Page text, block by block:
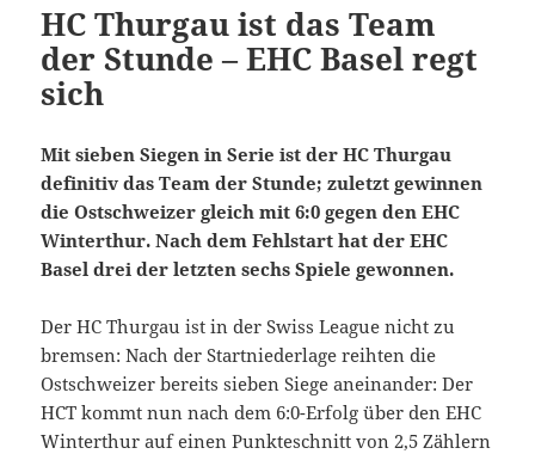
HC Thurgau ist das Team
der Stunde – EHC Basel regt
sich
Mit sieben Siegen in Serie ist der HC Thurgau
definitiv das Team der Stunde; zuletzt gewinnen
die Ostschweizer gleich mit 6:0 gegen den EHC
Winterthur. Nach dem Fehlstart hat der EHC
Basel drei der letzten sechs Spiele gewonnen.
Der HC Thurgau ist in der Swiss League nicht zu
bremsen: Nach der Startniederlage reihten die
Ostschweizer bereits sieben Siege aneinander: Der
HCT kommt nun nach dem 6:0-Erfolg über den EHC
Winterthur auf einen Punkteschnitt von 2,5 Zählern